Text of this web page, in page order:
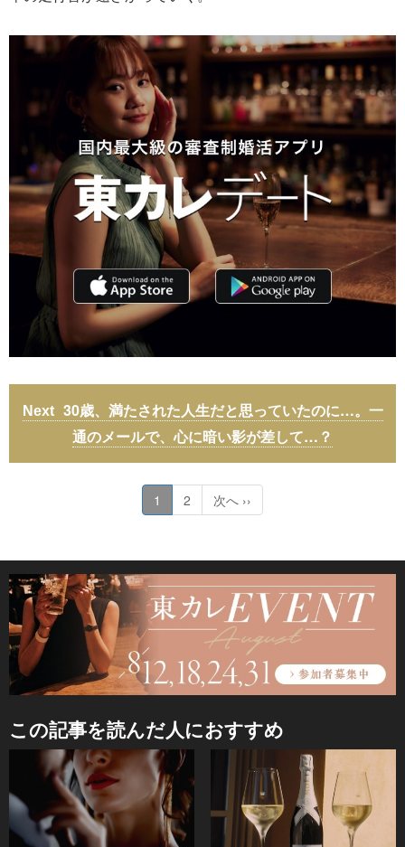
30歳、満たされた人生だと思っていたのに…。一
通のメールで、心に暗い影が差して…？
1 2 次へ ››
この記事を読んだ人におすすめ